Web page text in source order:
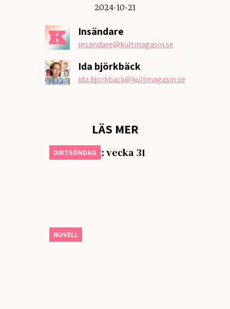
2024-10-21
Insändare
insandare@kultmagasin.se
Ida björkbäck
ida.bjorkback@kultmagasin.se
LÄS MER
DIKTSÖNDAG
Diktsöndag: vecka 31
NOVELL
Ormar